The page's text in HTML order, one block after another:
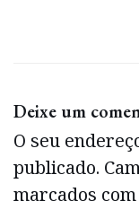
Deixe um
O seu
publicado.
marcados com